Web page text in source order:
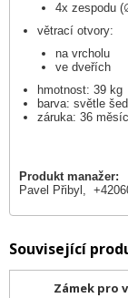
4x zespodu
větrací otvory:
na vrcholu
ve dveřích
hmotnost: 39 kg
barva: světle
záruka: 36
Produkt manažer:
Pavel Přibyl,
Související
Zámek pro